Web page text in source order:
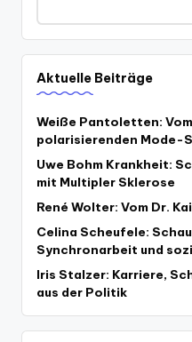
Aktuelle Beiträge
Weiße Pantoletten:
polarisierenden Mode-
Uwe Bohm Krankheit:
mit Multipler Sklerose
René Wolter: Vom Dr.
Celina Scheufele:
Synchronarbeit und
Iris Stalzer: Karriere,
aus der Politik